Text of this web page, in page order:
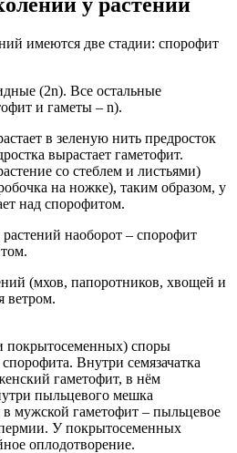
имеются две стадии: спорофит
(2n). Все остальные
и гаметы – n).
в зеленую нить предросток
вырастает гаметофит.
со стеблем и листьями)
на ножке), таким образом, у
над спорофитом.
наоборот – спорофит
(мхов, папоротников, хвощей и
ветром.
покрытосеменных) споры
Внутри семязачатка
гаметофит, в нём
пыльцевого мешка
мужской гаметофит – пыльцевое
У покрытосеменных
оплодотворение.